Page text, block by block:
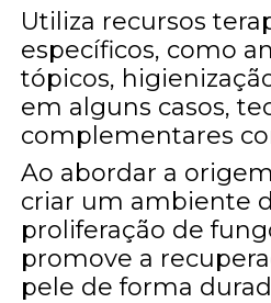
Utiliza recursos
específicos, como
tópicos,
em alguns casos,
complementares
Ao abordar a
criar um ambiente
proliferação de
promove a
pele de forma